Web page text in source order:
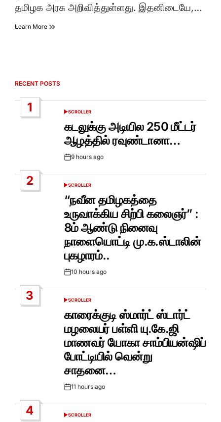
தமிழக அரசு அறிவித்துள்ளது. இதனிடையே,…
Learn More
RECENT POSTS
1
POSTED
SCROLLER
கடலுக்கு அடியில 250 மீட்டர்
ஆழத்தில் ரவுண்டானா…
Post9 hours ago
2
POSTED
IN
SCROLLER
“நவீன தமிழகத்தை
உருவாக்கிய சிற்பி கலைஞர்” :
8ம் ஆண்டு நினைவு
நாளையொட்டி மு.க.ஸ்டாலின்
புகழாரம்..
Post10 hours ago
3
POSTED
SCROLLER
காரைக்குடி ஸ்மார்ட் ஸ்டார்ட்
மழலையர் பள்ளி யு.கே.ஜி
மாணவர் யோகா சாம்பியன்ஷிப்
போட்டியில் வென்று
சாதனை…
Post11 hours ago
4
POSTED
SCROLLER